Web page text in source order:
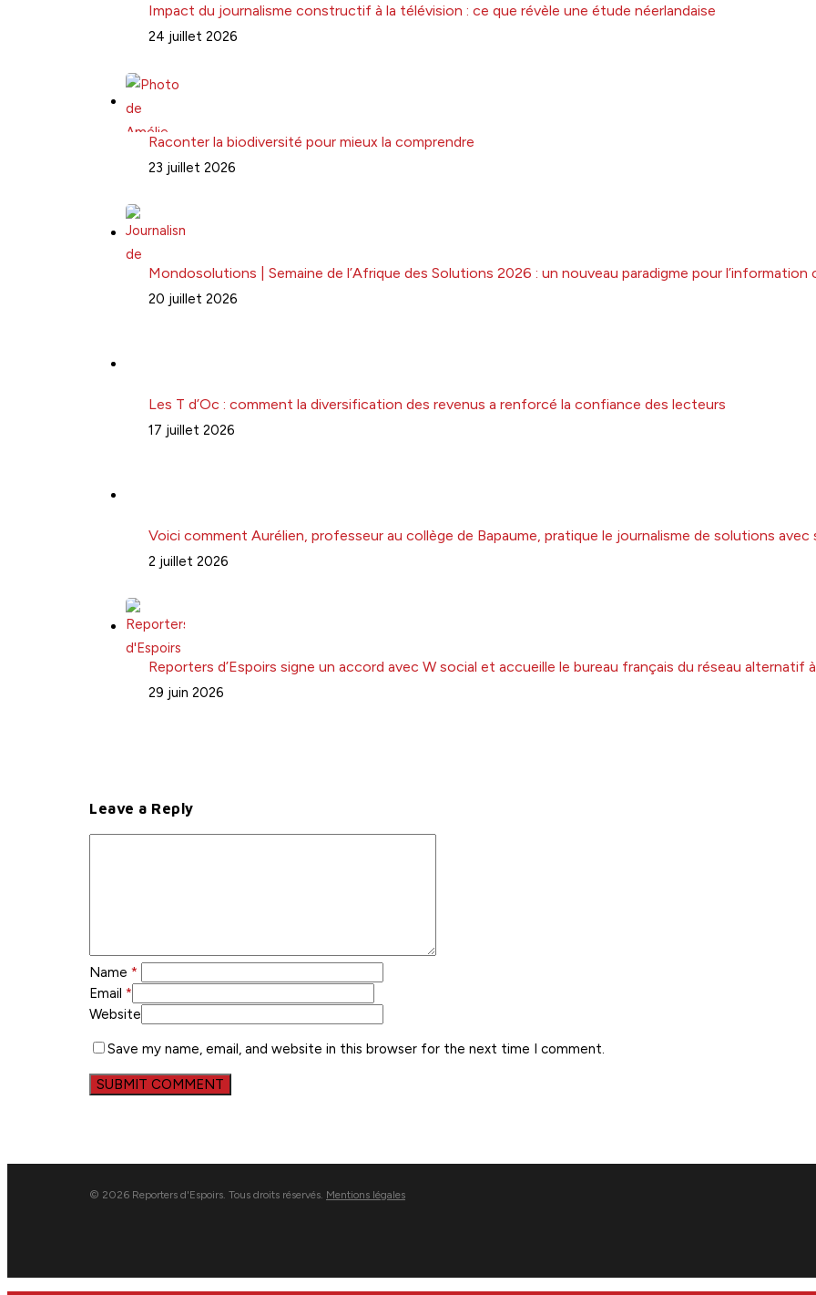
Impact du journalisme constructif à la télévision : ce que révèle une étude néerlandaise
24 juillet 2026
Raconter la biodiversité pour mieux la comprendre
23 juillet 2026
Mondosolutions | Semaine de l’Afrique des Solutions 2026 : un nouveau paradigme pour
20 juillet 2026
Les T d’Oc : comment la diversification des revenus a renforcé la confiance des lecteurs
17 juillet 2026
Voici comment Aurélien, professeur au collège de Bapaume, pratique le journalisme de solutions avec
2 juillet 2026
Reporters d’Espoirs signe un accord avec W social et accueille le bureau français du réseau alternatif
29 juin 2026
Leave a Reply
Name *
Email *
Website
Save my name, email, and website in this browser for the next time I comment.
© 2026 Reporters d'Espoirs. Tous droits réservés. Mentions légales